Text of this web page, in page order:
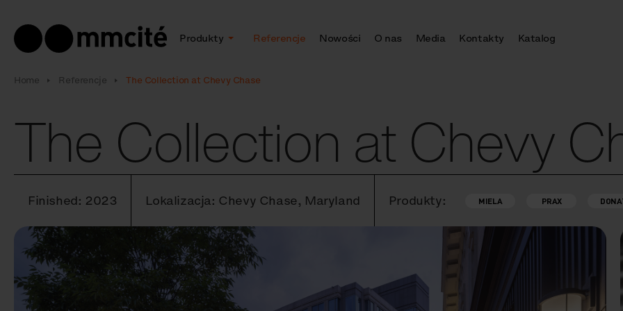
Produkty Referencje Nowości O nas Media Kontakty Katalog
Home Referencje The Collection at Chevy Chase
The Collection at Chevy
Finished: 2023 Lokalizacja: Chevy Chase, Maryland Produkty: MIELA PRAX